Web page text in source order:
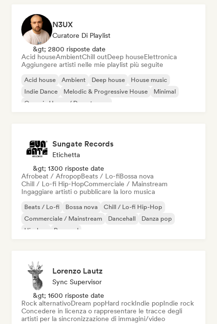
N3UX
Curatore Di Playlist
&gt; 2800 risposte date
Acid houseAmbientChill outDeep houseElettronica
Aggiungere artisti nelle mie playlist più seguite
Acid house Ambient Deep house
House music
Indie Dance
Melodic & Progressive House
Minimal
Organic House / Downtempo
Sungate Records
Etichetta
&gt; 1300 risposte date
Afrobeat / AfropopBeats / Lo-fiBossa nova
Chill / Lo-fi Hip-HopCommerciale / Mainstream
Ingaggiare artisti o pubblicare la loro musica
Beats / Lo-fi Bossa nova
Chill / Lo-fi Hip-Hop
Commerciale / Mainstream
Dancehall
Danza pop
Hip-hop
Pop soul
Lorenzo Lautz
Sync Supervisor
&gt; 1600 risposte date
Rock alternativoDream popHard rockIndie popIndie rock
Concedere in licenza o rappresentare le tracce degli
artisti per la sincronizzazione di immagini/video